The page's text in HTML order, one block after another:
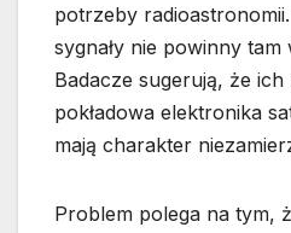
potrzeby
sygnały nie powinny tam
Badacze sugerują, że
pokładowa elektronika
mają charakter
Problem polega na tym,